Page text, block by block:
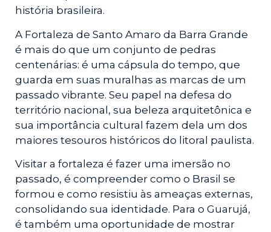
história brasileira.
A Fortaleza de Santo Amaro da Barra Grande
é mais do que um conjunto de pedras
centenárias: é uma cápsula do tempo, que
guarda em suas muralhas as marcas de um
passado vibrante. Seu papel na defesa do
território nacional, sua beleza arquitetônica e
sua importância cultural fazem dela um dos
maiores tesouros históricos do litoral paulista.
Visitar a fortaleza é fazer uma imersão no
passado, é compreender como o Brasil se
formou e como resistiu às ameaças externas,
consolidando sua identidade. Para o Guarujá,
é também uma oportunidade de mostrar